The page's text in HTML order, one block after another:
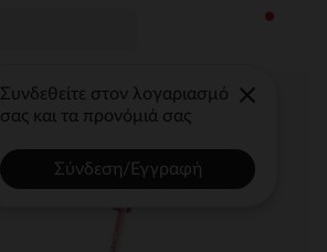
Συνδεθείτε στον λογαριασμό
σας και τα προνόμιά σας
Σύνδεση/Εγγραφή